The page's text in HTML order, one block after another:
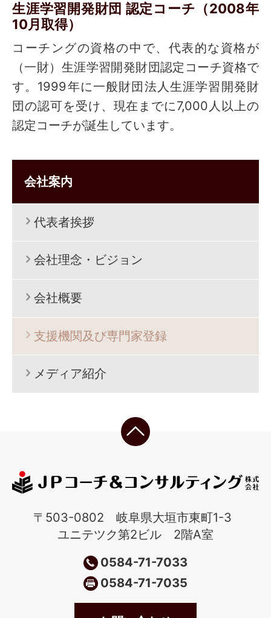
生涯学習開発財団 認定コーチ（2008年
10月取得）
コーチングの資格の中で、代表的な資格が
（一財）生涯学習開発財団認定コーチ資格で
す。1999年に一般財団法人生涯学習開発財
団の認可を受け、現在までに7,000人以上の
認定コーチが誕生しています。
会社案内
代表者挨拶
会社理念・ビジョン
会社概要
支援機関及び専門家登録
メディア紹介
〒503-0802 岐阜県大垣市東町1-3
ユニテツク第2ビル 2階A室
0584-71-7033
0584-71-7035